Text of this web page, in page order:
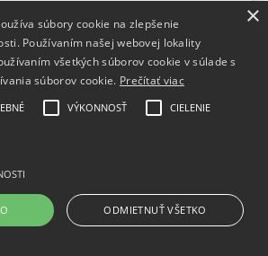
×
súbory cookie na zlepšenie
Používaním našej webovej lokality
všetkých súborov cookie v súlade s
súborov cookie. Prečítať viac
VÝKONNOSŤ CIELENIE
ODMIETNUŤ VŠETKO